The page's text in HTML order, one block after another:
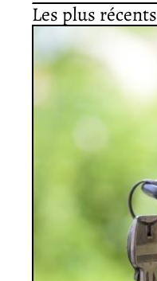
Les plus récents